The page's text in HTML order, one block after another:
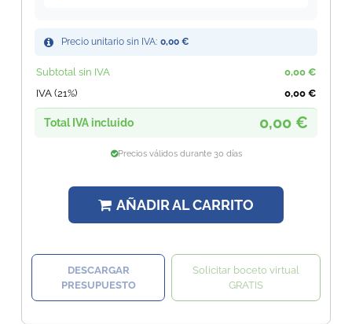
Precio unitario sin IVA: 0,00 €
Subtotal sin IVA
0,00 €
IVA (21%)
0,00 €
Total IVA incluido 0,00 €
Precios válidos durante 30 días
AÑADIR AL CARRITO
DESCARGAR
PRESUPUESTO
Solicitar boceto virtual
GRATIS